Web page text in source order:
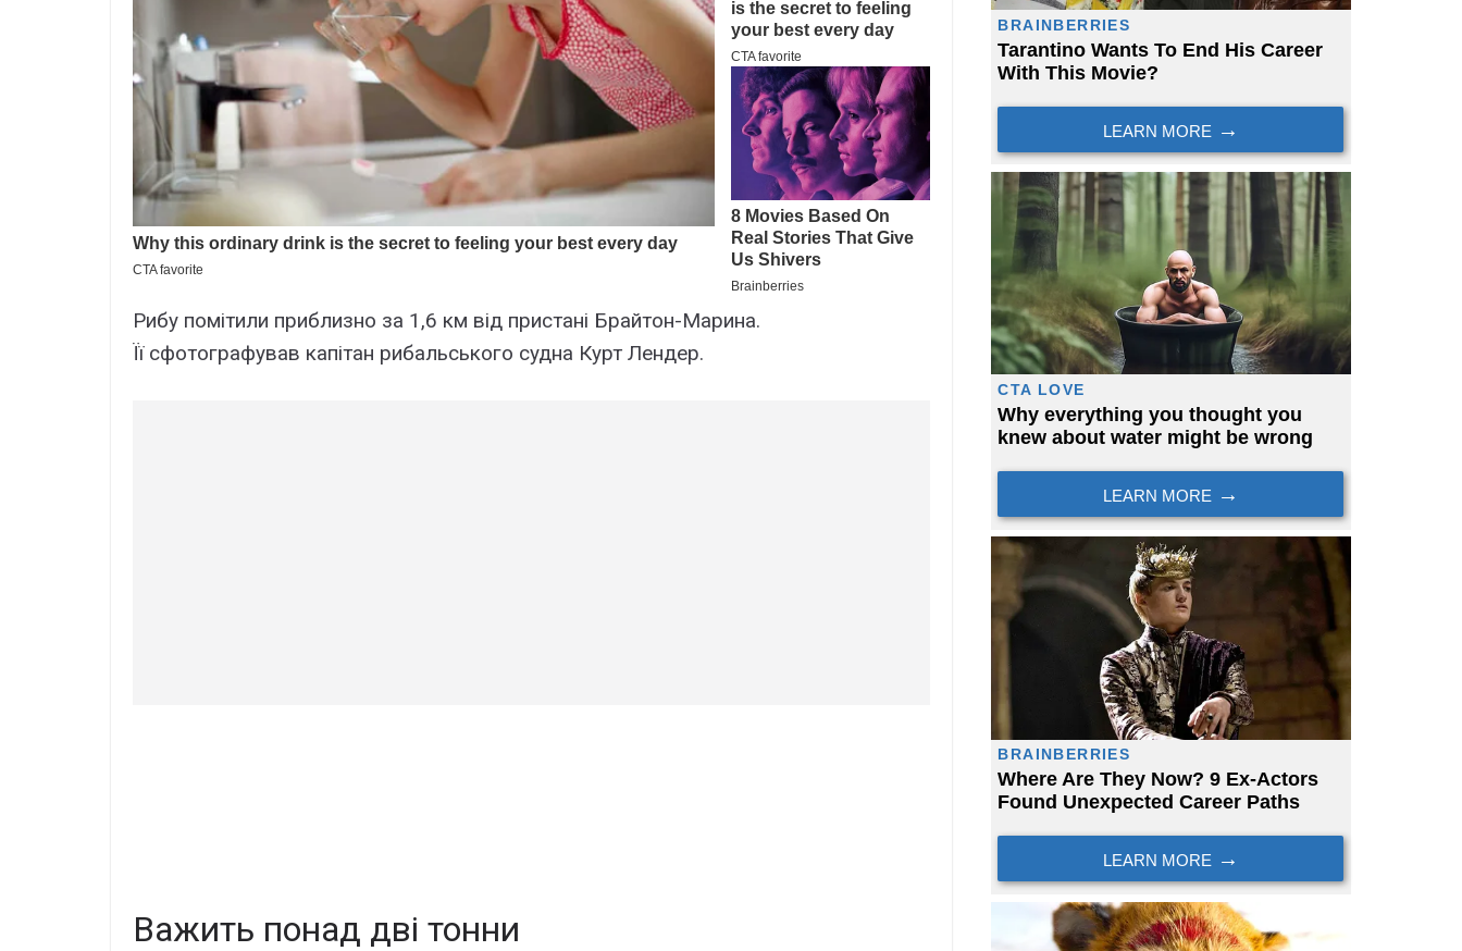
Рибу помітили приблизно за 1,6 км від пристані Брайтон-Марина.
Її сфотографував капітан рибальського судна Курт Лендер.
Важить понад дві тонни